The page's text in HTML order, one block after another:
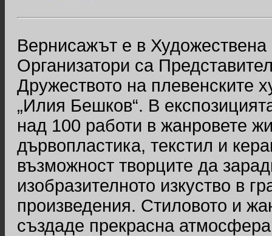
Вернисажът е в
Организатори са
Дружеството на
„Илия Бешков“. В
над 100 работи в жанровете
дървопластика, текстил и
възможност творците да
изобразителното изкуство в
произведения. Стиловото и
създаде прекрасна